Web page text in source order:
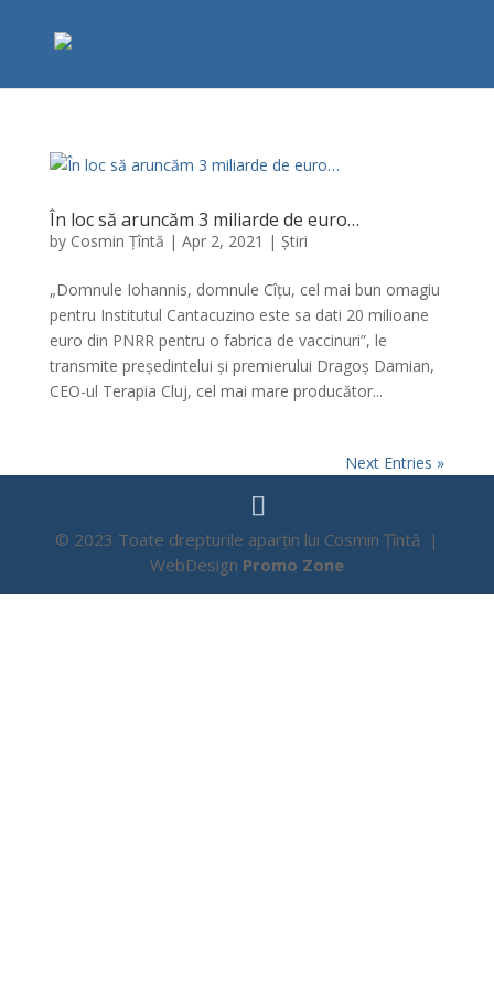
În loc să aruncăm 3 miliarde de euro…
by Cosmin Țîntă | Apr 2, 2021 | Știri
„Domnule Iohannis, domnule Cîțu, cel mai bun omagiu
pentru Institutul Cantacuzino este sa dati 20 milioane
euro din PNRR pentru o fabrica de vaccinuri”, le
transmite președintelui și premierului Dragoș Damian,
CEO-ul Terapia Cluj, cel mai mare producător...
Next Entries »
© 2023 Toate drepturile aparțin lui Cosmin Țîntă |
WebDesign Promo Zone